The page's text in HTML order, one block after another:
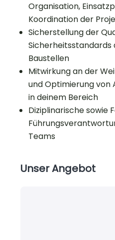
Organisation,
Koordination der
Sicherstellung der
Sicherheitsstandards
Baustellen
Mitwirkung an der
und Optimierung von
in deinem Bereich
Diziplinarische sowie
Teams
Unser Angebot